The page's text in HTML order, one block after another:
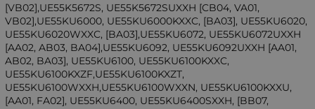
[VB02],UE55K5672S, UE55K5672SUXXH [CB04, VA01,
VB02],UE55KU6000, UE55KU6000KXXC, [BA03], UE55KU6020,
UE55KU6020WXXC, [BA03],UE55KU6072, UE55KU6072UXXH
[AA02, AB03, BA04],UE55KU6092, UE55KU6092UXXH [AA01,
AB02, BA03], UE55KU6100, UE55KU6100KXXC,
UE55KU6100KXZF,UE55KU6100KXZT,
UE55KU6100WXXH,UE55KU6100WXXN, UE55KU6100KXXU,
[AA01, FA02], UE55KU6400, UE55KU6400SXXH, [BB07,